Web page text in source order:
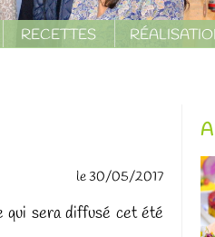
RECETTES
le 30/05/2017
qui sera diffusé cet été